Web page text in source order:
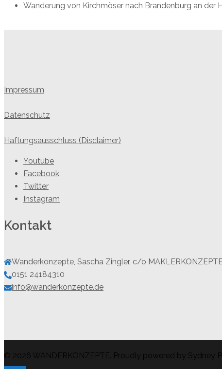
Wanderung von Kirchmöser nach Brandenburg an der
Impressum
Datenschutz
Haftungsausschluss (Disclaimer)
Youtube
Facebook
Twitter
Instagram
Kontakt
Wanderkonzepte, Sascha Zingler, c/o
0151 24184310
info@wanderkonzepte.de
© 2026 WANDERKONZEPTE. Proudly powered by Sydney